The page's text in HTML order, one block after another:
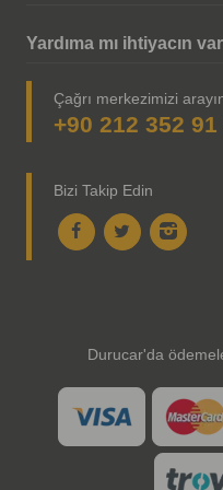
Yardıma mı ihtiyacın
Çağrı merkezimizi
+90 212 352 91
Bizi Takip Edin
Durucar'da